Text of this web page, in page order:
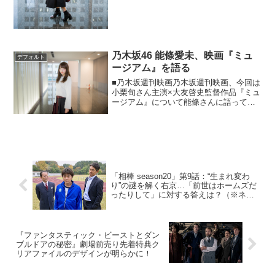
デフォルト
乃木坂46 能條愛未、映画『ミュ
ージアム』を語る
■乃木坂週刊映画乃木坂週刊映画、今回は
小栗旬さん主演×大友啓史監督作品『ミュ
ージアム』について能條さんに語って頂
「相棒 season20」第9話：“生まれ変わ
り”の謎を解く右京…「前世はホームズだ
ったりして」に対する答えは？（※ネタ
『ファンタスティック・ビーストとダン
ブルドアの秘密』劇場前売り先着特典ク
リアファイルのデザインが明らかに！